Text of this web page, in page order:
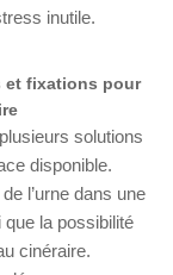
inutile.
et fixations pour
solutions
disponible.
l’urne dans une
que la possibilité
cinéraire.